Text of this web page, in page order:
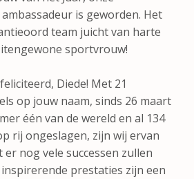
is geworden. Het
team juicht van harte
sportvrouw!
Diede! Met 21
op jouw naam, sinds 26 maart
één van de wereld en al 134
rij ongeslagen, zijn wij ervan
nog vele successen zullen
prestaties zijn een